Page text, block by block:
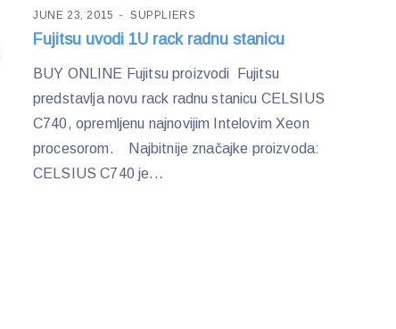
JUNE 23, 2015 SUPPLIERS
Fujitsu uvodi 1U rack radnu stanicu
BUY ONLINE Fujitsu proizvodi Fujitsu
predstavlja novu rack radnu stanicu CELSIUS
C740, opremljenu najnovijim Intelovim Xeon
procesorom. Najbitnije značajke proizvoda:
CELSIUS C740 je...